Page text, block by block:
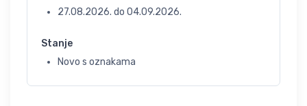
27.08.2026. do 04.09.2026.
Stanje
Novo s oznakama